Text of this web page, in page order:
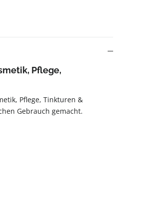
Pflege,
Pflege, Tinkturen &
Gebrauch gemacht.